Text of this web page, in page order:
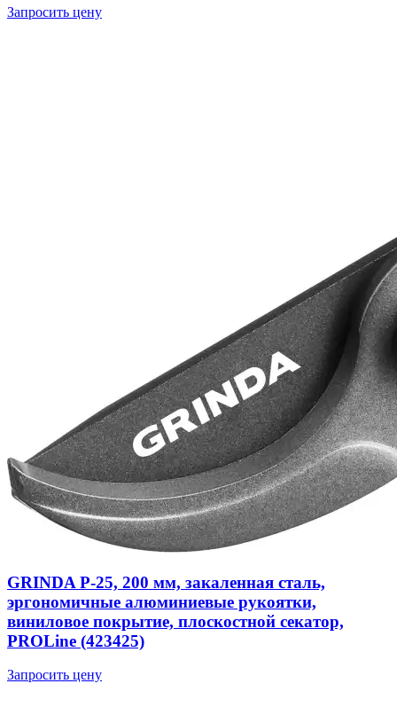
Запросить цену
GRINDA P-25, 200 мм, закаленная сталь,
эргономичные алюминиевые рукоятки,
виниловое покрытие, плоскостной секатор,
PROLine (423425)
Запросить цену